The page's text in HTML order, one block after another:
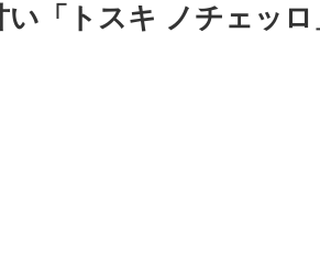
い「トスキ ノチェッロ